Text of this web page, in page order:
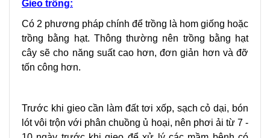
Gieo trồng:
Có 2 phương pháp chính để trồng là hom giống hoặc
trồng bằng hạt. Thông thường nên trồng bằng hạt
cây sẽ cho năng suất cao hơn, đơn giản hơn và đỡ
tốn công hơn.
Trước khi gieo cần làm đất tơi xốp, sạch cỏ dại, bón
lót vôi trộn với phân chuồng ủ hoại, nên phơi ải từ 7 -